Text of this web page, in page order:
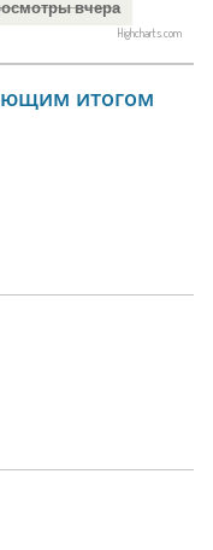
вчера
Highcharts.com
итогом